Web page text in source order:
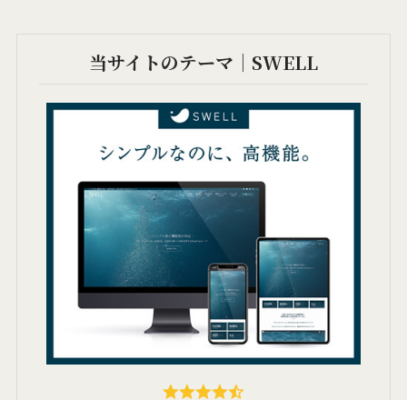
当サイトのテーマ｜SWELL